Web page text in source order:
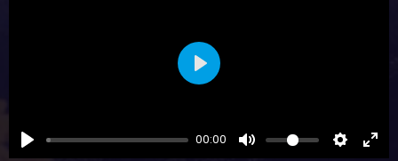
00:00
Play